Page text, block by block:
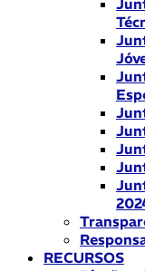
RECURSOS